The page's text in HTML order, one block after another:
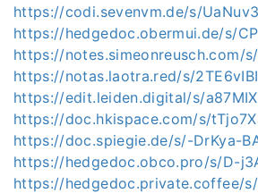
https://codi.sevenvm.de/s/
https://hedgedoc.obermui.de/s/
https://notes.simeonreusch.com/
https://notas.laotra.red/s/
https://edit.leiden.digital/s/
https://doc.hkispace.com/s/
https://doc.spiegie.de/s/-DrKya-
https://hedgedoc.obco.pro/s/D-
https://hedgedoc.private.coffee/